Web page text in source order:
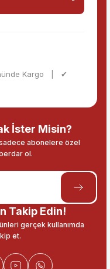
Kargo | ✔
İster Misin?
abonelere özel
ol.
Takip Edin!
gerçek kullanımda
et.